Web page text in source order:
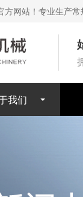
网站！专业生产
我们